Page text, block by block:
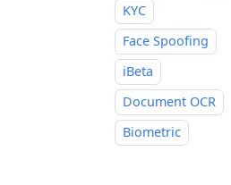
KYC
Face Spoofing
iBeta
Document OCR
Biometric